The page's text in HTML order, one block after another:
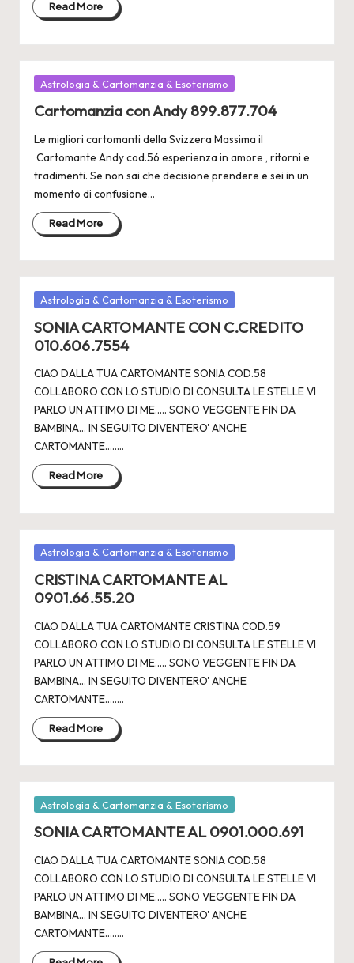
Read More
Posted
Astrologia & Cartomanzia & Esoterismo
Cartomanzia con Andy 899.877.704
Le migliori cartomanti della Svizzera Massima il
Cartomante Andy cod.56 esperienza in amore , ritorni e
tradimenti. Se non sai che decisione prendere e sei in un
momento di confusione…
Read More
Posted
Astrologia & Cartomanzia & Esoterismo
SONIA CARTOMANTE CON C.CREDITO
010.606.7554
CIAO DALLA TUA CARTOMANTE SONIA COD.58
COLLABORO CON LO STUDIO DI CONSULTA LE STELLE VI
PARLO UN ATTIMO DI ME..... SONO VEGGENTE FIN DA
BAMBINA... IN SEGUITO DIVENTERO' ANCHE
CARTOMANTE.....…
Read More
Posted
Astrologia & Cartomanzia & Esoterismo
CRISTINA CARTOMANTE AL
0901.66.55.20
CIAO DALLA TUA CARTOMANTE CRISTINA COD.59
COLLABORO CON LO STUDIO DI CONSULTA LE STELLE VI
PARLO UN ATTIMO DI ME..... SONO VEGGENTE FIN DA
BAMBINA... IN SEGUITO DIVENTERO' ANCHE
CARTOMANTE.....…
Read More
Posted
Astrologia & Cartomanzia & Esoterismo
SONIA CARTOMANTE AL 0901.000.691
CIAO DALLA TUA CARTOMANTE SONIA COD.58
COLLABORO CON LO STUDIO DI CONSULTA LE STELLE VI
PARLO UN ATTIMO DI ME..... SONO VEGGENTE FIN DA
BAMBINA... IN SEGUITO DIVENTERO' ANCHE
CARTOMANTE.....…